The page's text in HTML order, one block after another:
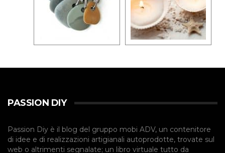
PASSION DIY
Passion Diy è il blog del gruppo mobi ADV, un contenitore
di idee e di realizzazioni artigianali autoprodotte, trovate sul
web o altrimenti segnalate; un libro virtuale tutto da